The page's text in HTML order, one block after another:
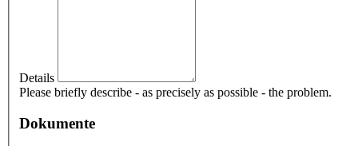
Details
Please briefly describe - as precisely as possible - the problem.
Dokumente